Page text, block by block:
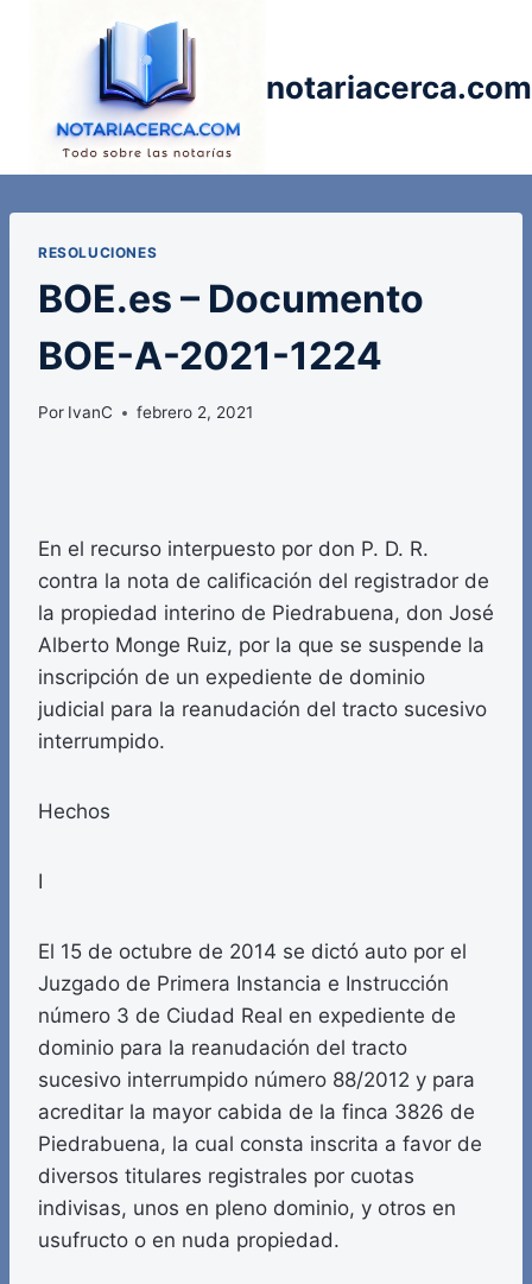
notariacerca.com
RESOLUCIONES
BOE.es – Documento
BOE-A-2021-1224
Por IvanC febrero 2, 2021
En el recurso interpuesto por don P. D. R.
contra la nota de calificación del registrador de
la propiedad interino de Piedrabuena, don José
Alberto Monge Ruiz, por la que se suspende la
inscripción de un expediente de dominio
judicial para la reanudación del tracto sucesivo
interrumpido.
Hechos
I
El 15 de octubre de 2014 se dictó auto por el
Juzgado de Primera Instancia e Instrucción
número 3 de Ciudad Real en expediente de
dominio para la reanudación del tracto
sucesivo interrumpido número 88/2012 y para
acreditar la mayor cabida de la finca 3826 de
Piedrabuena, la cual consta inscrita a favor de
diversos titulares registrales por cuotas
indivisas, unos en pleno dominio, y otros en
usufructo o en nuda propiedad.